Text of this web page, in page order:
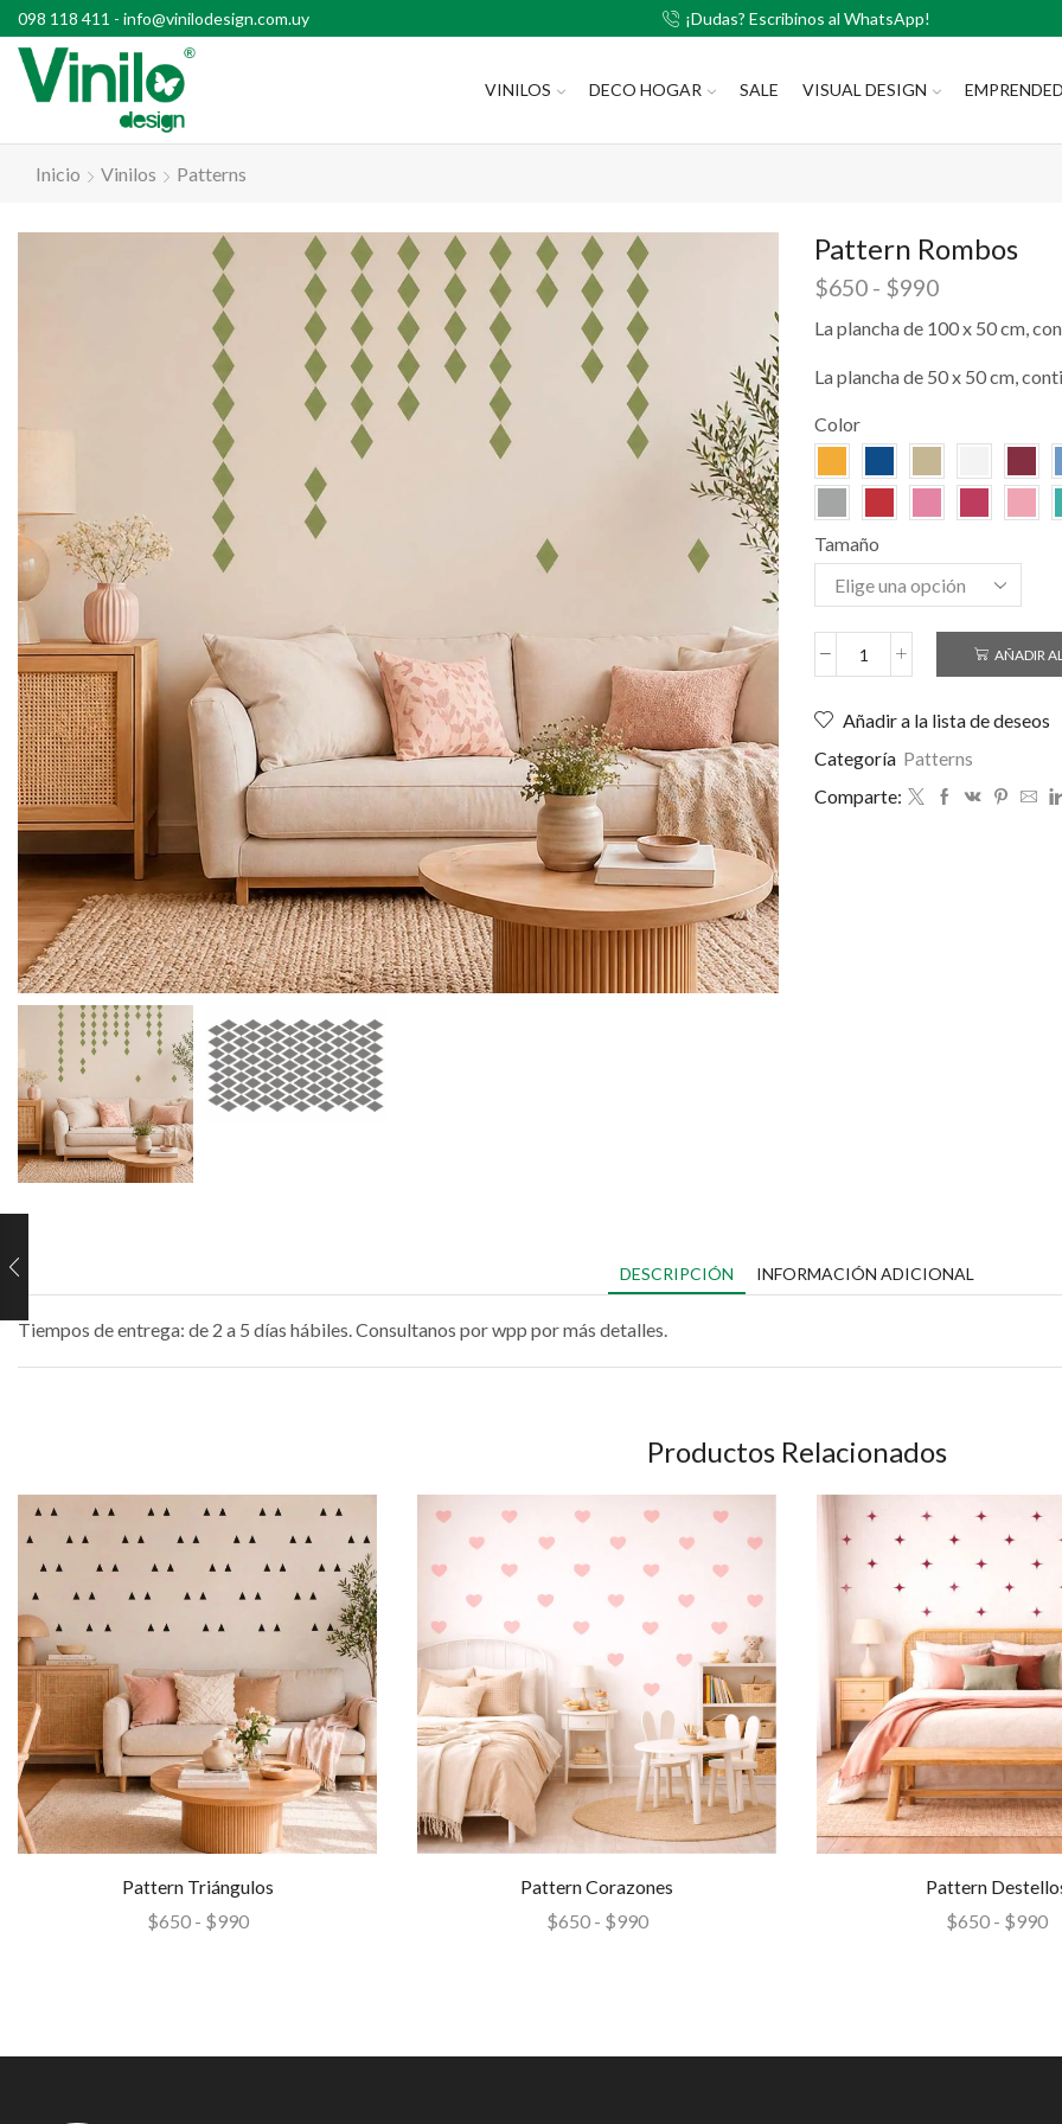
098 118 411 - info@vinilodesign.com.uy
con compras superiores a $2500 ¡Dudas? Escribinos al WhatsApp!
VINILOS DECO HOGAR SALE VISUAL DESIGN
Inicio Vinilos Patterns
Pattern Rombos
$650 - $990
La plancha de 100 x 50 cm,
La plancha de 50 x 50 cm,
Color
Tamaño
AÑADIR
Añadir a la lista de deseos
Categoría Patterns
Comparte:
DESCRIPCIÓN INFORMACIÓN ADICIONAL
Tiempos de entrega: de 2 a 5 días hábiles. Consultanos por wpp por más detalles.
Productos Relacionados
Pattern Triángulos
$650 - $990
Pattern Corazones
$650 - $990
Pattern
$650 - $990